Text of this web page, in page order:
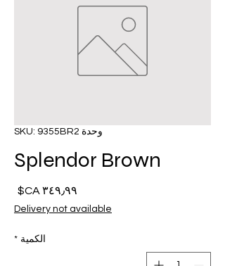
وحدة SKU: 9355BR2
Splendor Brown
Delivery not available
الكمية *